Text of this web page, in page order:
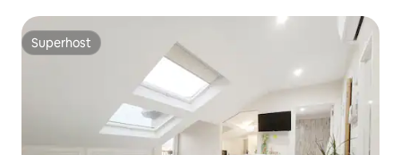
Superhost
Superhost